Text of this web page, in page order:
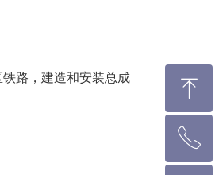
路，建造和安装总成
ꁸ
回到顶部
ꂅ